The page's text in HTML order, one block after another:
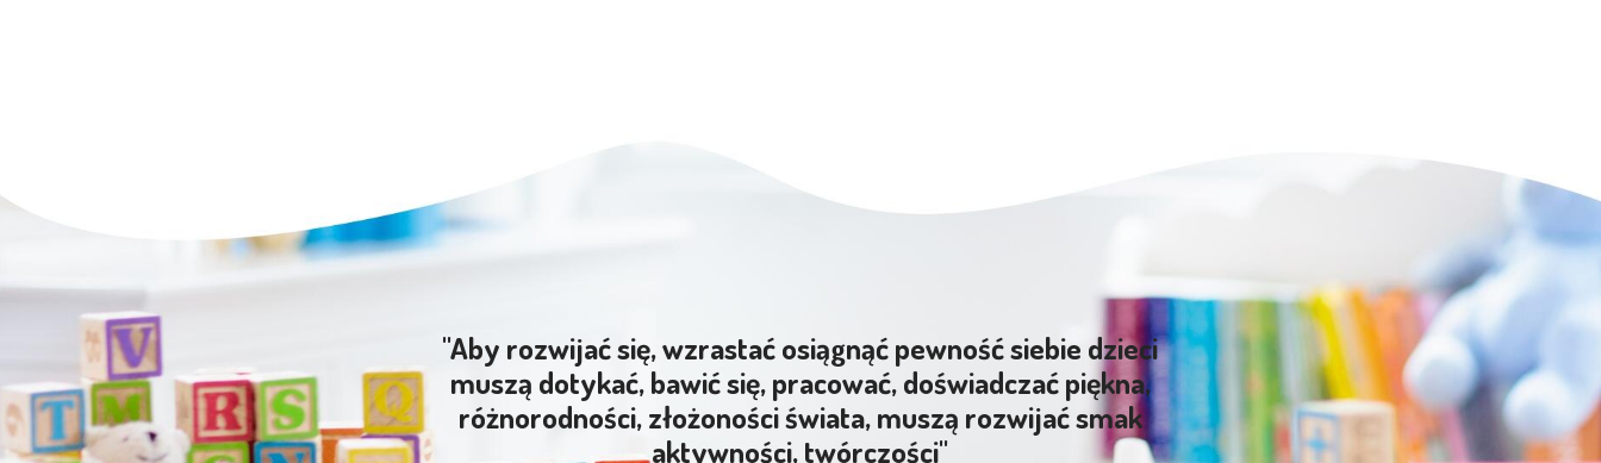
"Aby rozwijać się, wzrastać osiągnąć pewność siebie dzieci
muszą dotykać, bawić się, pracować, doświadczać piękna,
różnorodności, złożoności świata, muszą rozwijać smak
aktywności, twórczości"